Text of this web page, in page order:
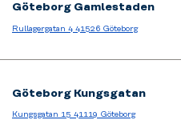
Göteborg Gamlestaden
Rullagergatan 4 41526 Göteborg
Göteborg Kungsgatan
Kungsgatan 15 41119 Göteborg